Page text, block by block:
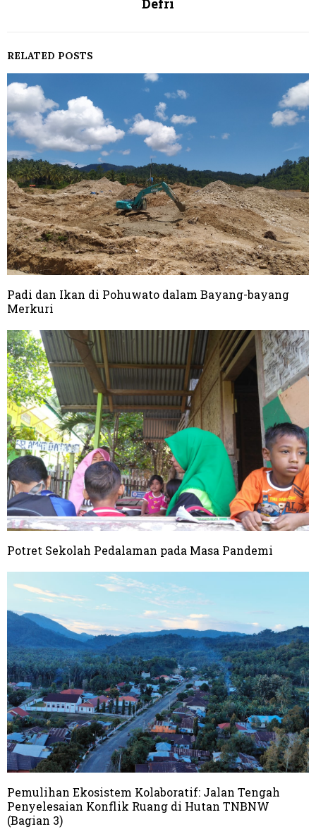
Defri
RELATED POSTS
Padi dan Ikan di Pohuwato dalam Bayang-bayang
Merkuri
Potret Sekolah Pedalaman pada Masa Pandemi
Pemulihan Ekosistem Kolaboratif: Jalan Tengah
Penyelesaian Konflik Ruang di Hutan TNBNW
(Bagian 3)